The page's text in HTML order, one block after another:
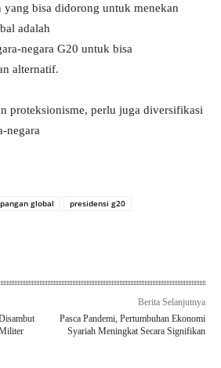
bisa didorong untuk menekan
adalah
negara G20 untuk bisa
alternatif.
proteksionisme, perlu juga diversifikasi
negara
global presidensi g20
Berita Selanjutnya
Pasca Pandemi, Pertumbuhan Ekonomi
Syariah Meningkat Secara Signifikan